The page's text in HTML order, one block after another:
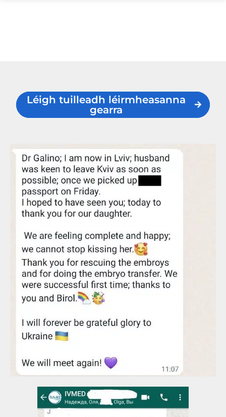
Léigh tuilleadh léirmheasanna
gearra